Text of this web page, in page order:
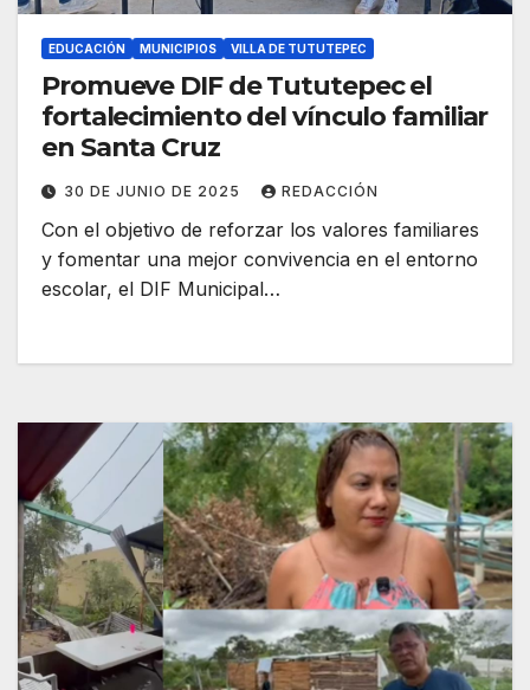
EDUCACIÓN MUNICIPIOS VILLA DE TUTUTEPEC
Promueve DIF de Tututepec el
fortalecimiento del vínculo familiar
en Santa Cruz
30 DE JUNIO DE 2025 REDACCIÓN
Con el objetivo de reforzar los valores familiares
y fomentar una mejor convivencia en el entorno
escolar, el DIF Municipal…